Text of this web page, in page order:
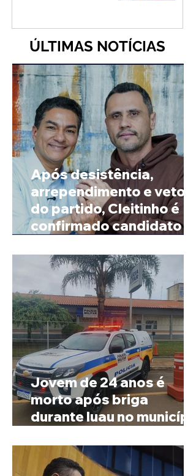
ÚLTIMAS NOTÍCIAS
Após desistência,
arrependimento e veto
do partido, Cleitinho é
confirmado candidato ao
Jovem de 24 anos é
morto após briga
durante luau no município